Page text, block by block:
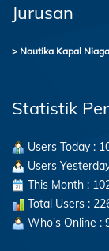
Jurusan
> Nautika Kapal Niaga
Statistik
Users Today :
Users
This Month :
Total Users :
Who's Online :